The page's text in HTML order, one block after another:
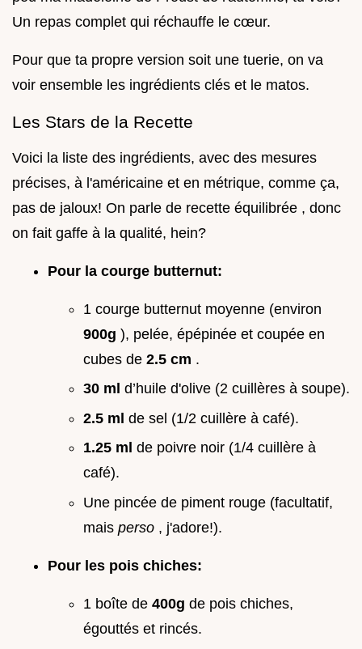
Un repas complet qui réchauffe le cœur.
Pour que ta propre version soit une tuerie, on va
voir ensemble les ingrédients clés et le matos.
Les Stars de la Recette
Voici la liste des ingrédients, avec des mesures
précises, à l'américaine et en métrique, comme ça,
pas de jaloux! On parle de recette équilibrée , donc
on fait gaffe à la qualité, hein?
Pour la courge butternut:
1 courge butternut moyenne (environ
900g ), pelée, épépinée et coupée en
cubes de 2.5 cm .
30 ml d’huile d'olive (2 cuillères à soupe).
2.5 ml de sel (1/2 cuillère à café).
1.25 ml de poivre noir (1/4 cuillère à
café).
Une pincée de piment rouge (facultatif,
mais perso , j'adore!).
Pour les pois chiches:
1 boîte de 400g de pois chiches,
égouttés et rincés.